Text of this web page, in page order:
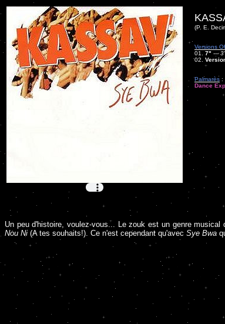
(P. E.
Versions
01. 7" ---
02.
Palmarès :
Dance
Un peu d'histoire, voulez-vous... Le zouk est un genre
Nou Ni (A tes souhaits!). Ce n'est cependant qu'avec Sye Bwa